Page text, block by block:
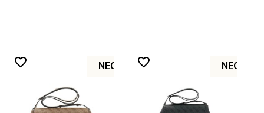
ΝΈΟ
favorite_border ΝΈΟ
favorite_border